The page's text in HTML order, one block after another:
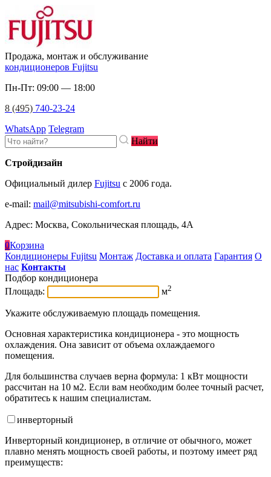
Продажа, монтаж и обслуживание
кондиционеров Fujitsu
Пн-Пт: 09:00 — 18:00
8 (495) 740-23-24
WhatsApp Telegram
Найти
Стройдизайн
Официальный дилер Fujitsu c 2006 года.
e-mail: mail@mitsubishi-comfort.ru
Адрес: Москва, Сокольническая площадь, 4А
0Корзина
Кондиционеры Fujitsu Монтаж Доставка и оплата Гарантия О
нас Контакты
Подбор кондиционера
Площадь:
м2
Укажите обслуживаемую площадь помещения.
Основная характеристика кондиционера - это мощность
охлаждения. Она зависит от объема охлаждаемого
помещения.
Для большинства случаев верна формула: 1 кВт мощности
рассчитан на 10 м2. Если вам необходим более точный расчет,
обратитесь к нашим специалистам.
инверторный
Инверторный кондиционер, в отличие от обычного, может
плавно менять мощность своей работы, и поэтому имеет ряд
преимуществ: